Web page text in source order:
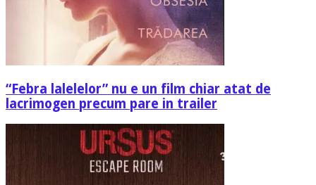
“Febra lalelelor” nu e un film chiar atat de
lacrimogen precum pare in trailer